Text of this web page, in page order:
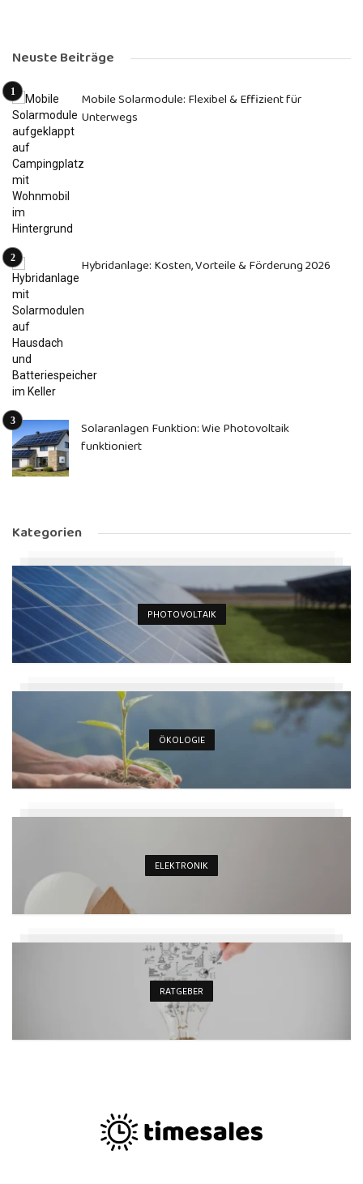
Neuste Beiträge
Mobile Solarmodule: Flexibel & Effizient für
Unterwegs
Hybridanlage: Kosten, Vorteile & Förderung 2026
Solaranlagen Funktion: Wie Photovoltaik
funktioniert
Kategorien
PHOTOVOLTAIK
ÖKOLOGIE
ELEKTRONIK
RATGEBER